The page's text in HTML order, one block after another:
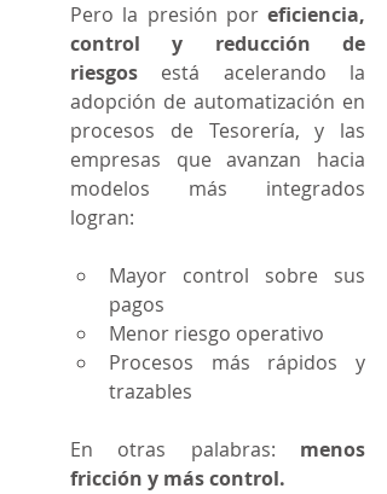
Pero la presión por eficiencia,
control y reducción de
riesgos está acelerando la
adopción de automatización en
procesos de Tesorería, y las
empresas que avanzan hacia
modelos más integrados
logran:
Mayor control sobre sus
pagos
Menor riesgo operativo
Procesos más rápidos y
trazables
En otras palabras: menos
fricción y más control.